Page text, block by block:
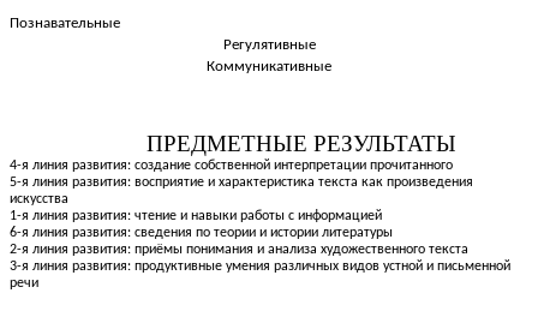
Познавательные
Регулятивные
Коммуникативные
ПРЕДМЕТНЫЕ РЕЗУЛЬТАТЫ
4-я линия развития: создание собственной интерпретации прочитанного
5-я линия развития: восприятие и характеристика текста как произведения
искусства
1-я линия развития: чтение и навыки работы с информацией
6-я линия развития: сведения по теории и истории литературы
2-я линия развития: приёмы понимания и анализа художественного текста
3-я линия развития: продуктивные умения различных видов устной и письменной
речи